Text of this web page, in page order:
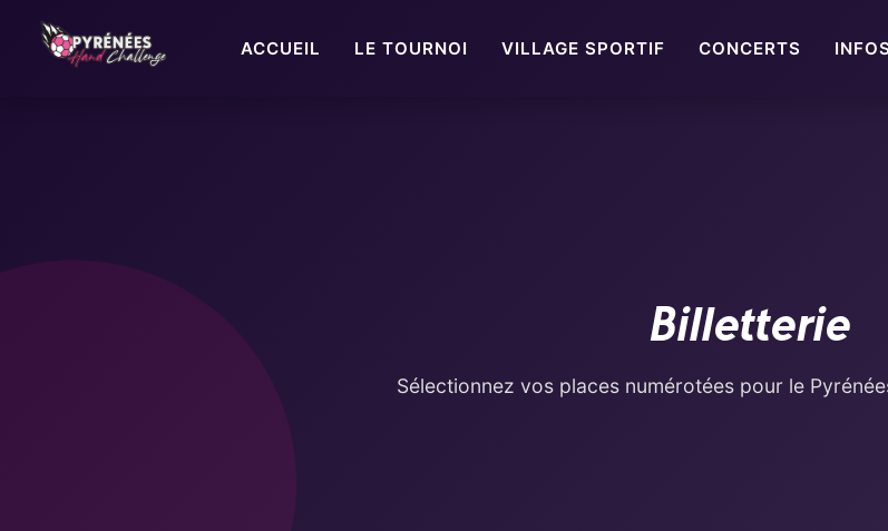
ACCUEIL LE TOURNOI VILLAGE SPORTIF CONCERTS
Billetterie
Sélectionnez vos places numérotées pour le